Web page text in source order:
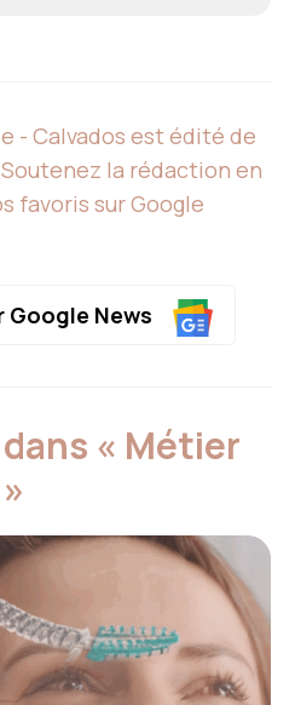
- Calvados est édité de
la rédaction en
favoris sur Google
Google News
« Métier